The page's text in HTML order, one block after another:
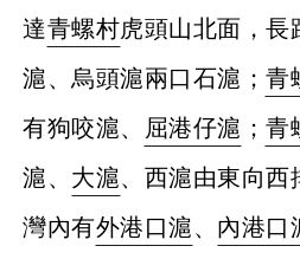
達青螺村虎頭山北面，
滬、烏頭滬兩口石滬； 青
有狗咬滬、 屈港仔滬 ； 青
滬、 大滬、西滬由東向西
灣內有外港口滬、 內港口